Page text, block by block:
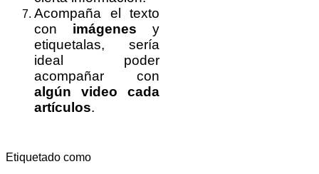
Acompaña el texto
con imágenes y
etiquetalas, sería
ideal poder
acompañar con
algún video cada
artículos.
Etiquetado como